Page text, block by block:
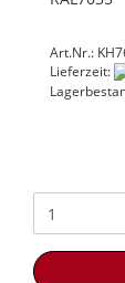
Art.Nr.:
Lieferzeit: